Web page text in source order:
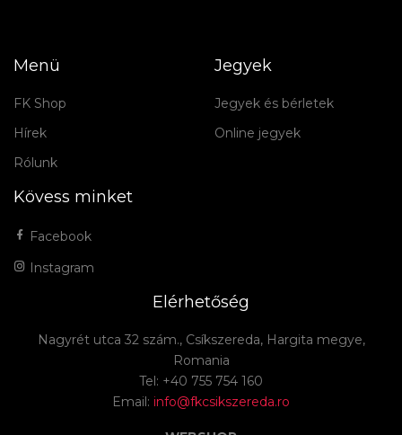
Menü
FK Shop
Hírek
Rólunk
Jegyek
Jegyek és bérletek
Online jegyek
Kövess minket
Facebook
Instagram
Elérhetőség
Nagyrét utca 32 szám., Csíkszereda, Hargita megye,
Romania
Tel: +40 755 754 160
Email: info@fkcsikszereda.ro